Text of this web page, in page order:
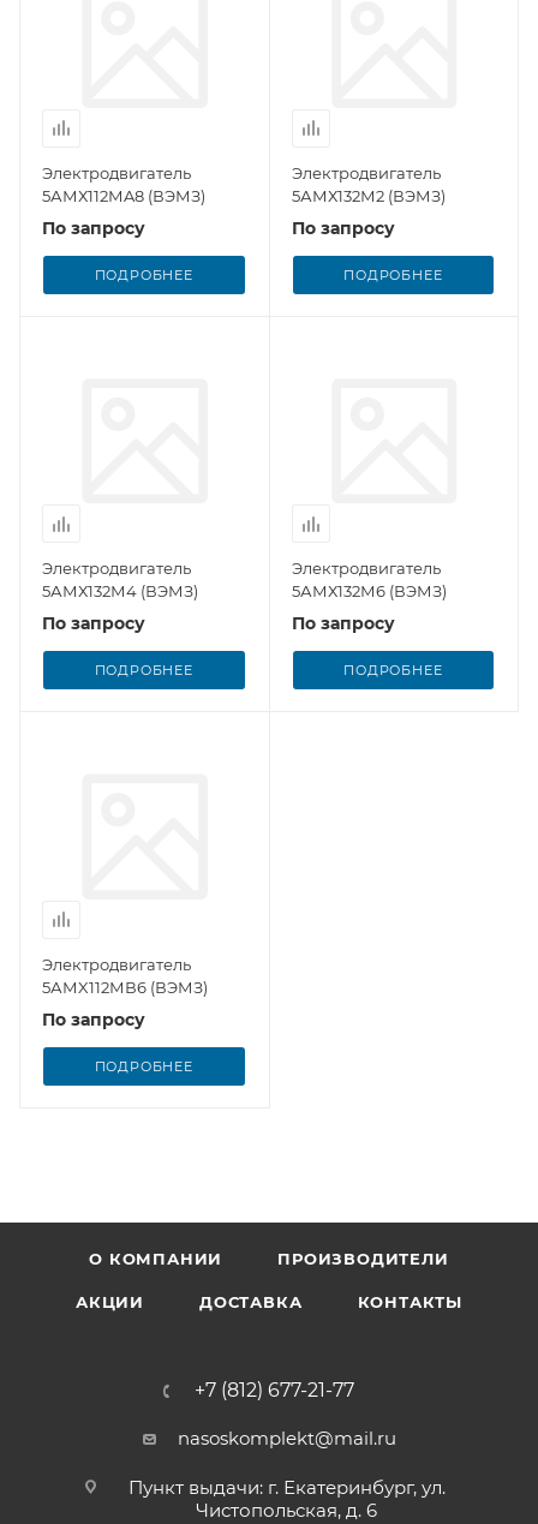
Электродвигатель
5АМХ112МA8 (ВЭМЗ)
По запросу
ПОДРОБНЕЕ
Электродвигатель
5АМХ132М2 (ВЭМЗ)
По запросу
ПОДРОБНЕЕ
Электродвигатель
5АМХ132М4 (ВЭМЗ)
По запросу
ПОДРОБНЕЕ
Электродвигатель
5АМХ132М6 (ВЭМЗ)
По запросу
ПОДРОБНЕЕ
Электродвигатель
5АМX112МВ6 (ВЭМЗ)
По запросу
ПОДРОБНЕЕ
О КОМПАНИИ ПРОИЗВОДИТЕЛИ
АКЦИИ ДОСТАВКА КОНТАКТЫ
+7 (812) 677-21-77
nasoskomplekt@mail.ru
Пункт выдачи: г. Екатеринбург, ул.
Чистопольская, д. 6